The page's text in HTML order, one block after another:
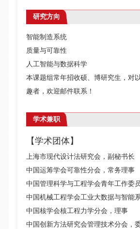
研究方向
智能制造系统
质量与可靠性
人工智能与数据科学
本课题组常年招收硕、博研究生，对
趣者，欢迎邮件联系！
学术兼职
【学术团体】
上海市现代设计法研究会，副秘书长
中国运筹学会可靠性分会，常务理事
中国管理科学与工程学会青年工作委
中国机械工程学会工业大数据与智能
中国核学会核工程力学分会，理事
中国创新方法研究会管理技术分会，